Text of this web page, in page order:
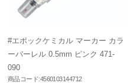
#エポックケミカル マーカー カラ
ーバーレル 0.5mm ピンク 471-
090
商品コード:4560103144712